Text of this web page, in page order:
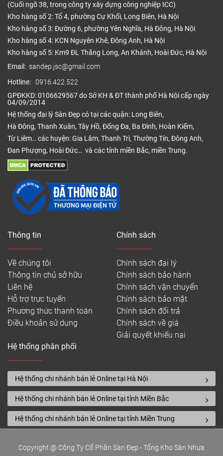
(Cuối ngõ 38, trong công ty xây dựng công nghiệp ICC)
Kho hàng số 2: Tổ 4, phường Cự Khối, Long Biên, Hà Nội
Kho hàng số 3: Đường 6, phường Yên Nghĩa, Hà Đông, Hà Nội
Kho hàng số 4: KCN Nguyên Khê, Đông Anh, Hà Nội
Kho hàng số 5: Km9 ĐL Thăng Long, An Khánh, Hoài Đức, Hà Nội
Email: sandep.jsc@gmail.com
Hotline: 0916.422.522
GPĐKKD: 0106629567 do Sở KH & ĐT thành phố Hà Nội cấp ngày
04/09/2014
Hệ thống đại lý Sàn Đẹp có tại các quận: Long Biên,
Hà Đông, Thanh Xuân, Tây Hồ, Đống Đa, Ba Đình, Hoàn Kiếm,
Từ Liêm… các huyện: Gia Lâm, Thanh Trì, Thường Tín, Đông Anh,
Đan Phượng, Hoài Đức… và các tỉnh miền Bắc, miền Trung.
Thông tin
Về chúng tôi
Thông tin chủ sở hữu
Liên hệ
Hỗ trợ trực tuyến
Phương thức thanh toán
Điều khoản sử dụng
Chính sách
Chính sách đại lý
Chính sách bảo hành
Chính sách vận chuyển
Chính sách bảo mật
Chính sách đổi trả
Chính sách về giá
Giải quyết khiếu nại
Hệ thống phân phối
Hệ thống chi nhánh bán lẻ Online tại Hà Nội
Hệ thống chi nhánh bán lẻ Online tại tỉnh Miền Bắc
Hệ thống chi nhánh bán lẻ Online tại tỉnh Miền Trung
Copyright @ Công Ty Cổ Phần Sàn Đẹp - Tổng Kho Sàn Nhựa